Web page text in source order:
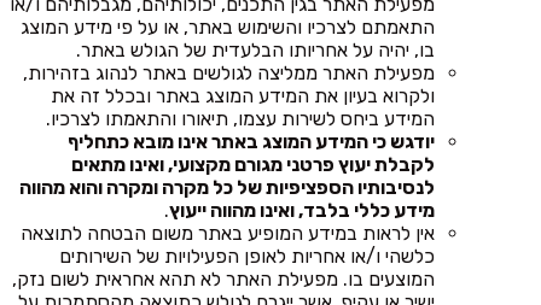
התאמתם לצרכיו והשימוש באתר, או על פי מידע המוצג
בו, יהיה על אחריותו הבלעדית של הגולש באתר.
מפעילת האתר ממליצה לגולשים באתר לנהוג בזהירות,
ולקרוא בעיון את המידע המוצג באתר ובכלל זה את
המידע ביחס לשירות עצמו, תיאורו והתאמתו לצרכיו.
יודגש כי המידע המוצג באתר אינו מובא כתחליף
לקבלת יעוץ פרטני מגורם מקצועי, ואינו מתאים
לנסיבותיו הספציפיות של כל מקרה ומקרה והוא מהווה
מידע כללי בלבד, ואינו מהווה ייעוץ.
אין לראות במידע המופיע באתר משום הבטחה לתוצאה
כלשהי ו/או אחריות לאופן הפעילויות של השירותים
המוצעים בו. מפעילת האתר לא תהא אחראית לשום נזק,